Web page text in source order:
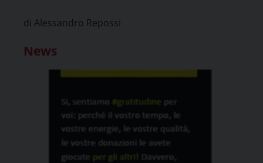
di Alessandro Repossi
News